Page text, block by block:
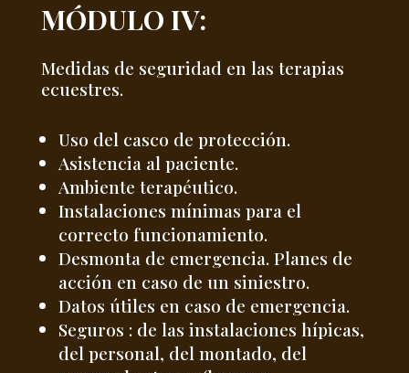
MÓDULO IV:
Medidas de seguridad en las terapias
ecuestres.
Uso del casco de protección.
Asistencia al paciente.
Ambiente terapéutico.
Instalaciones mínimas para el
correcto funcionamiento.
Desmonta de emergencia. Planes de
acción en caso de un siniestro.
Datos útiles en caso de emergencia.
Seguros : de las instalaciones hípicas,
del personal, del montado, del